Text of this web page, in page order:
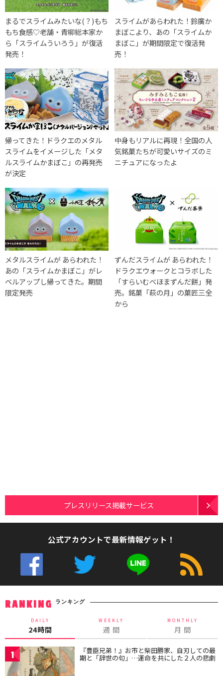
まるでスライムみたいな(？)もち
もち食感♡老舗・青柳総本家か
ら「スライムういろう」が復活
発売！
スライムがあらわれた！鈴廣か
まぼこより、あの「スライムか
まぼこ」が期間限定で復活発
売！
帰ってきた！ドラクエのメタル
スライムをイメージした「メタ
ルスライムかまぼこ」の再発売
が決定
中身もリアルに再現！全国の人
気銘菓たちが可愛いサイズのミ
ニチュアになったよ
メタルスライムが あらわれた！
あの「スライムかまぼこ」がレ
ベルアップし帰ってきた。期間
限定発売
ずんだスライムが あらわれた！
ドラクエウォークとコラボした
「すらいむべほまずんだ餅」発
売。銘菓「萩の月」の菓匠三全
から
プレスリリース掲載サービス
公式アカウントで最新情報ゲット！
RANKING ランキング
DAILY
24時間
WEEKLY
週 間
MONTHLY
月 間
1 『豊臣兄弟！』お市と柴田勝家、自刃しての最
期と「辞世の句」…運命を共にした２人の悲劇